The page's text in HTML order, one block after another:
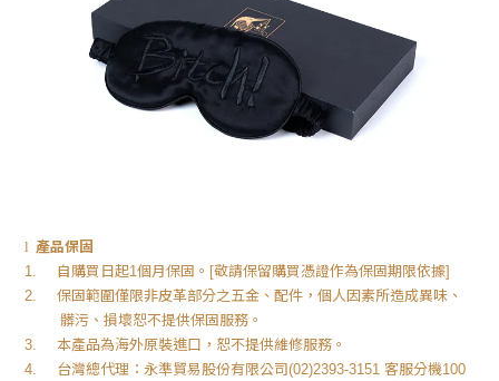
l 產品保固
1. 自購買日起1個月保固。 [敬請保留購買憑證作為保固期限依據]
2.
保固範圍僅限非皮革部分之五金、配件，個人因素所造成異味、
髒污、損壞恕不提供保固服務。
3. 本產品為海外原裝進口，恕不提供維修服務。
4. 台灣總代理：永準貿易股份有限公司(02)2393-3151 客服分機100